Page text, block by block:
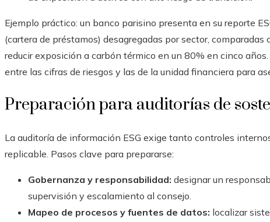
Ejemplo práctico: un banco parisino presenta en su reporte
(cartera de préstamos) desagregadas por sector,
reducir exposición a carbón térmico en un 80% en cinco
entre las cifras de riesgos y las de la unidad financiera para
Preparación para auditorías de
La auditoría de información ESG exige tanto controles
replicable. Pasos clave para prepararse:
Gobernanza y responsabilidad: designar un
supervisión y escalamiento al consejo.
Mapeo de procesos y fuentes de datos: localizar